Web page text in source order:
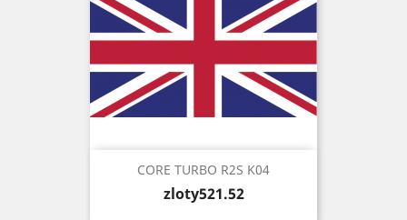
CORE TURBO R2S K04
Price
zloty521.52